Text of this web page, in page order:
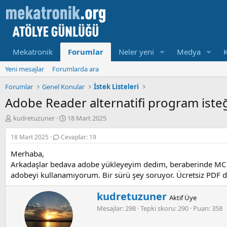
Mekatronik Forumlar Neler yeni Medya
Yeni mesajlar
Forumlarda ara
Forumlar
Genel Konular İstek Listeleri
Adobe Reader alternatifi program
K
o
n
u
y
u
b
kudretuzuner
B
a
ş
l
m
a
r
i
h
18 Mart 2025
18 Mart 2025 Cevaplar: 19
Merhaba,
Arkadaşlar bedava adobe yükleyeyim dedim, beraberinde
adobeyi kullanamıyorum. Bir sürü şey soruyor. Ücretsiz
W
r
i
kudretuzuner Aktif Üye
Mesajlar 298 Tepki skoru 290 Puan 358